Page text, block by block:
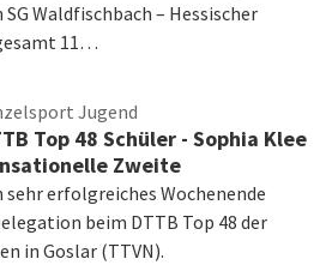
Waldfischbach – Hessischer
11…
Jugend
Top 48 Schüler - Sophia Klee
Zweite
sehr erfolgreiches Wochenende
beim DTTB Top 48 der
in Goslar (TTVN).